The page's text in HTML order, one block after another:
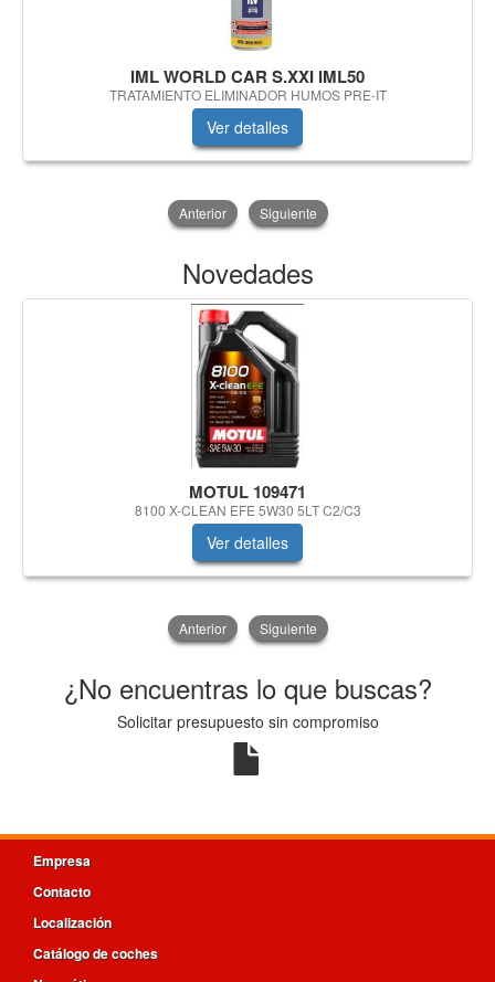
IML WORLD CAR S.XXI IML50
TRATAMIENTO ELIMINADOR HUMOS PRE-IT
Ver detalles
Anterior Siguiente
Novedades
MOTUL 109471
8100 X-CLEAN EFE 5W30 5LT C2/C3
Ver detalles
Anterior Siguiente
¿No encuentras lo que buscas?
Solicitar presupuesto sin compromiso
Empresa
Contacto
Localización
Catálogo de coches